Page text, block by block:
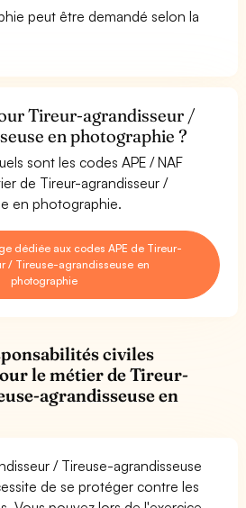
peut être demandé selon la
Tireur-agrandisseur /
en photographie ?
sont les codes APE / NAF
de Tireur-agrandisseur /
en photographie.
dédiée aux codes APE de Tireur-
/ Tireuse-agrandisseuse en
photographie
civiles
le métier de Tireur-
agrandisseuse en
/ Tireuse-agrandisseuse
de se protéger contre les